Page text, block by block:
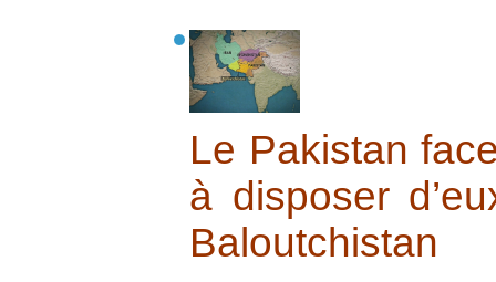
Le Pakistan
à disposer
Baloutchistan